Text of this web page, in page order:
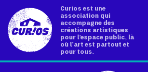
Curios est une
association qui
accompagne des
créations artistiques
pour l’espace public, là
où l’art est partout et
pour tous.